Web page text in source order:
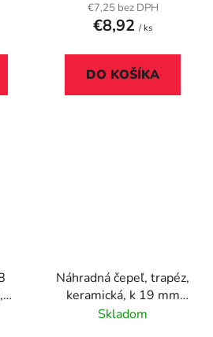
€7,25 bez DPH
€8,92 / ks
DO KOŠÍKA
Náhradná čepeľ, trapéz,
keramická, k 19 mm
univerzálnemu nožu, 3
Skladom